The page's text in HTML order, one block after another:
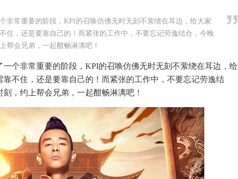
非常重要的阶段，KPI的召唤仿佛无时无刻不萦绕在耳边，给大家
住，还是要靠自己的！而紧张的工作中，不要忘记劳逸结合，今晚
帮会兄弟，一起酣畅淋漓吧！
个非常重要的阶段，KPI的召唤仿佛无时无刻不萦绕在耳边，给
不住，还是要靠自己的！而紧张的工作中，不要忘记劳逸结
，约上帮会兄弟，一起酣畅淋漓吧！